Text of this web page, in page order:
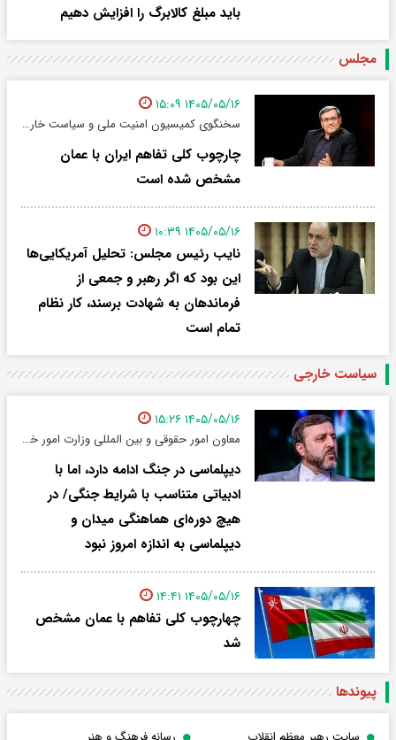
باید مبلغ کالابرگ را افزایش دهیم
مجلس
۱۴۰۵/۰۵/۱۶ ۱۵:۰۹
سخنگوی کمیسیون امنیت ملی و سیاست خارجی مجلس:
چارچوب کلی تفاهم ایران با عمان
مشخص شده است
۱۴۰۵/۰۵/۱۶ ۱۰:۳۹
نایب رئیس مجلس: تحلیل آمریکایی‌ها
این بود که اگر رهبر و جمعی از
فرماندهان به شهادت برسند، کار نظام
تمام است
سیاست خارجی
۱۴۰۵/۰۵/۱۶ ۱۵:۲۶
معاون امور حقوقی و بین المللی وزارت امور خارجه:
دیپلماسی در جنگ ادامه دارد، اما با
ادبیاتی متناسب با شرایط جنگی/ در
هیچ دوره‌ای هماهنگی میدان و
دیپلماسی به اندازه امروز نبود
۱۴۰۵/۰۵/۱۶ ۱۴:۴۱
چهارچوب کلی تفاهم با عمان مشخص
شد
پیوندها